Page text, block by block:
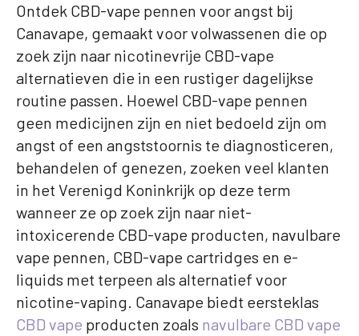
Ontdek CBD-vape pennen voor angst bij
Canavape, gemaakt voor volwassenen die op
zoek zijn naar nicotinevrije CBD-vape
alternatieven die in een rustiger dagelijkse
routine passen. Hoewel CBD-vape pennen
geen medicijnen zijn en niet bedoeld zijn om
angst of een angststoornis te diagnosticeren,
behandelen of genezen, zoeken veel klanten
in het Verenigd Koninkrijk op deze term
wanneer ze op zoek zijn naar niet-
intoxicerende CBD-vape producten, navulbare
vape pennen, CBD-vape cartridges en e-
liquids met terpeen als alternatief voor
nicotine-vaping. Canavape biedt eersteklas
CBD vape producten zoals navulbare CBD vape